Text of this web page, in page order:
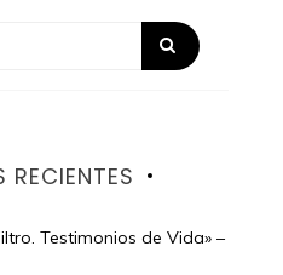
RECIENTES
Testimonios de Vida» –